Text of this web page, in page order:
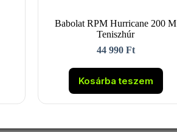
Babolat RPM Hurricane 200 M
Teniszhúr
44 990 Ft
Kosárba teszem